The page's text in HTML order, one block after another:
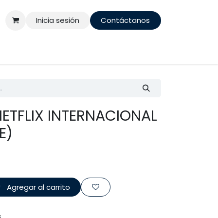
Inicia sesión Contáctanos
INTERNACIONAL
Agregar al carrito